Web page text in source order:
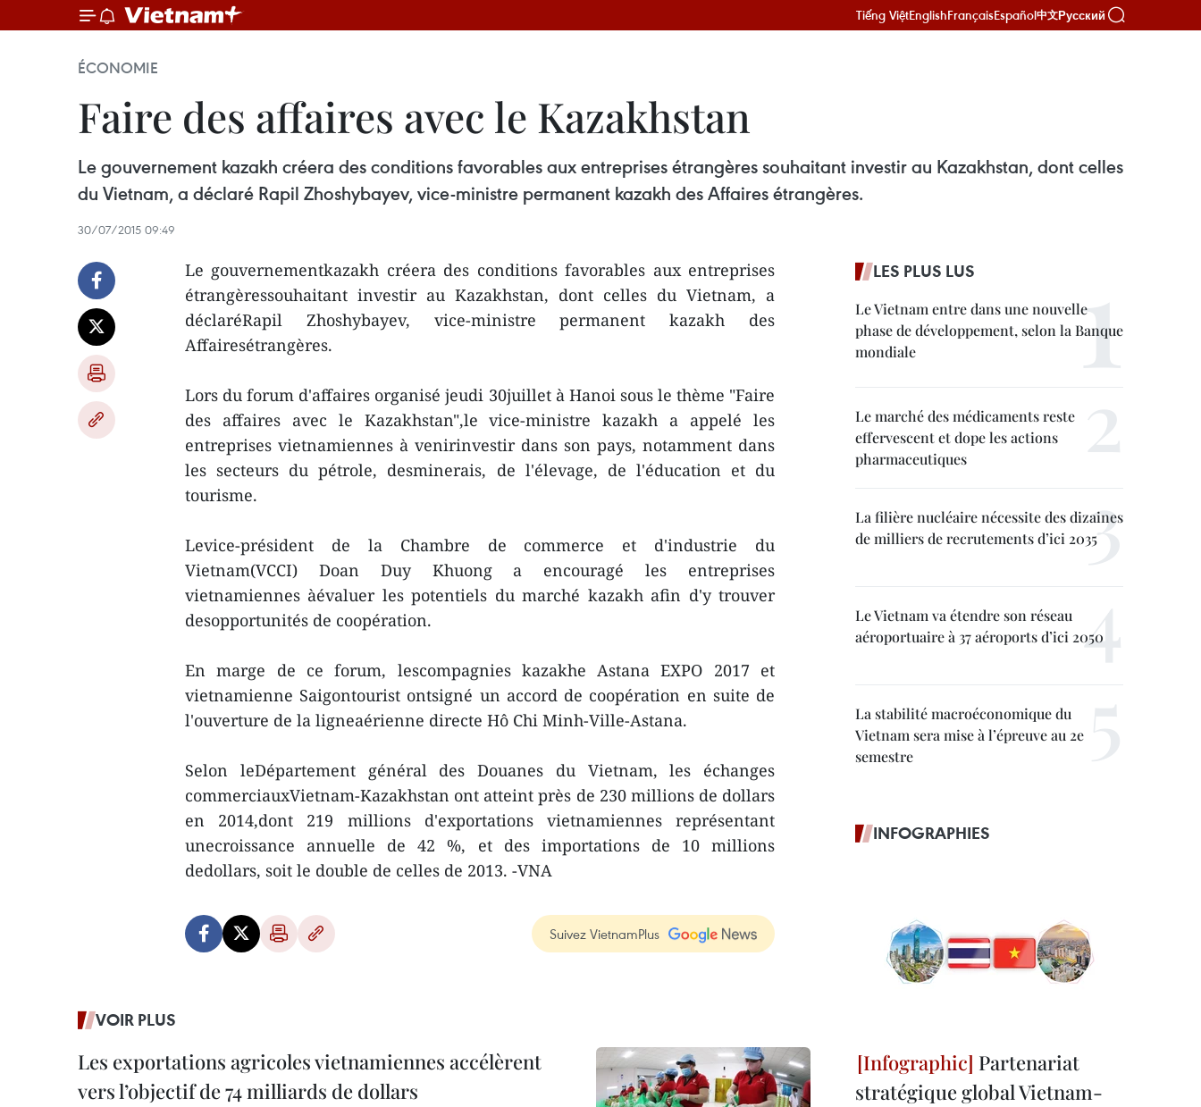
Tiếng ViệtEnglishFrançaisEspañol中文Русский
ÉCONOMIE
Faire des affaires avec le Kazakhstan
Le gouvernement kazakh créera des conditions favorables aux entreprises étrangères souhaitant investir au Kazakhstan, dont celles
du Vietnam, a déclaré Rapil Zhoshybayev, vice-ministre permanent kazakh des Affaires étrangères.
30/07/2015 09:49
Le gouvernementkazakh créera des conditions favorables aux entreprises
étrangèressouhaitant investir au Kazakhstan, dont celles du Vietnam, a
déclaréRapil Zhoshybayev, vice-ministre permanent kazakh des
Affairesétrangères.
Lors du forum d'affaires organisé jeudi 30juillet à Hanoi sous le thème "Faire
des affaires avec le Kazakhstan",le vice-ministre kazakh a appelé les
entreprises vietnamiennes à venirinvestir dans son pays, notamment dans
les secteurs du pétrole, desminerais, de l'élevage, de l'éducation et du
tourisme.
Levice-président de la Chambre de commerce et d'industrie du
Vietnam(VCCI) Doan Duy Khuong a encouragé les entreprises
vietnamiennes àévaluer les potentiels du marché kazakh afin d'y trouver
desopportunités de coopération.
En marge de ce forum, lescompagnies kazakhe Astana EXPO 2017 et
vietnamienne Saigontourist ontsigné un accord de coopération en suite de
l'ouverture de la ligneaérienne directe Hô Chi Minh-Ville-Astana.
Selon leDépartement général des Douanes du Vietnam, les échanges
commerciauxVietnam-Kazakhstan ont atteint près de 230 millions de dollars
en 2014,dont 219 millions d'exportations vietnamiennes représentant
unecroissance annuelle de 42 %, et des importations de 10 millions
dedollars, soit le double de celles de 2013. -VNA
Suivez VietnamPlus
VOIR PLUS
Les exportations agricoles vietnamiennes accélèrent
vers l’objectif de 74 milliards de dollars
LES PLUS LUS
Le Vietnam entre dans une nouvelle
phase de développement, selon la Banque
mondiale
Le marché des médicaments reste
effervescent et dope les actions
pharmaceutiques
La filière nucléaire nécessite des dizaines
de milliers de recrutements d’ici 2035
Le Vietnam va étendre son réseau
aéroportuaire à 37 aéroports d’ici 2050
La stabilité macroéconomique du
Vietnam sera mise à l’épreuve au 2e
semestre
INFOGRAPHIES
Partenariat
stratégique global Vietnam-